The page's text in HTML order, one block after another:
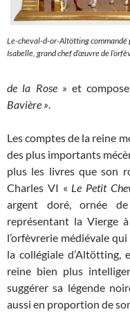
Le-cheval-d-or-Altötting commandé
Isabelle, grand chef d’œuvre de
de la Rose » et
Bavière ».
Les comptes de la reine
des plus importants
plus les livres que son
Charles VI « Le Petit
argent doré, ornée
représentant la Vierge
l’orfèvrerie médiévale
la collégiale d’Altötting,
reine bien plus
suggérer sa légende
aussi en proportion de